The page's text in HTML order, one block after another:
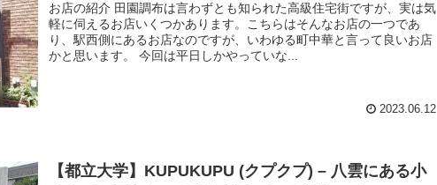
お店の紹介 田園調布は言わずとも知られた高級住宅街ですが、実は気
軽に伺えるお店いくつかあります。こちらはそんなお店の一つであ
り、駅西側にあるお店なのですが、いわゆる町中華と言って良いお店
かと思います。 今回は平日しかやっていな...
2023.06.12
【都立大学】KUPUKUPU (クプクプ) – 八雲にある小